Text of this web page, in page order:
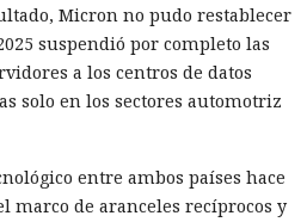
Micron no pudo restablecer
suspendió por completo las
a los centros de datos
solo en los sectores automotriz
entre ambos países hace
marco de aranceles recíprocos y